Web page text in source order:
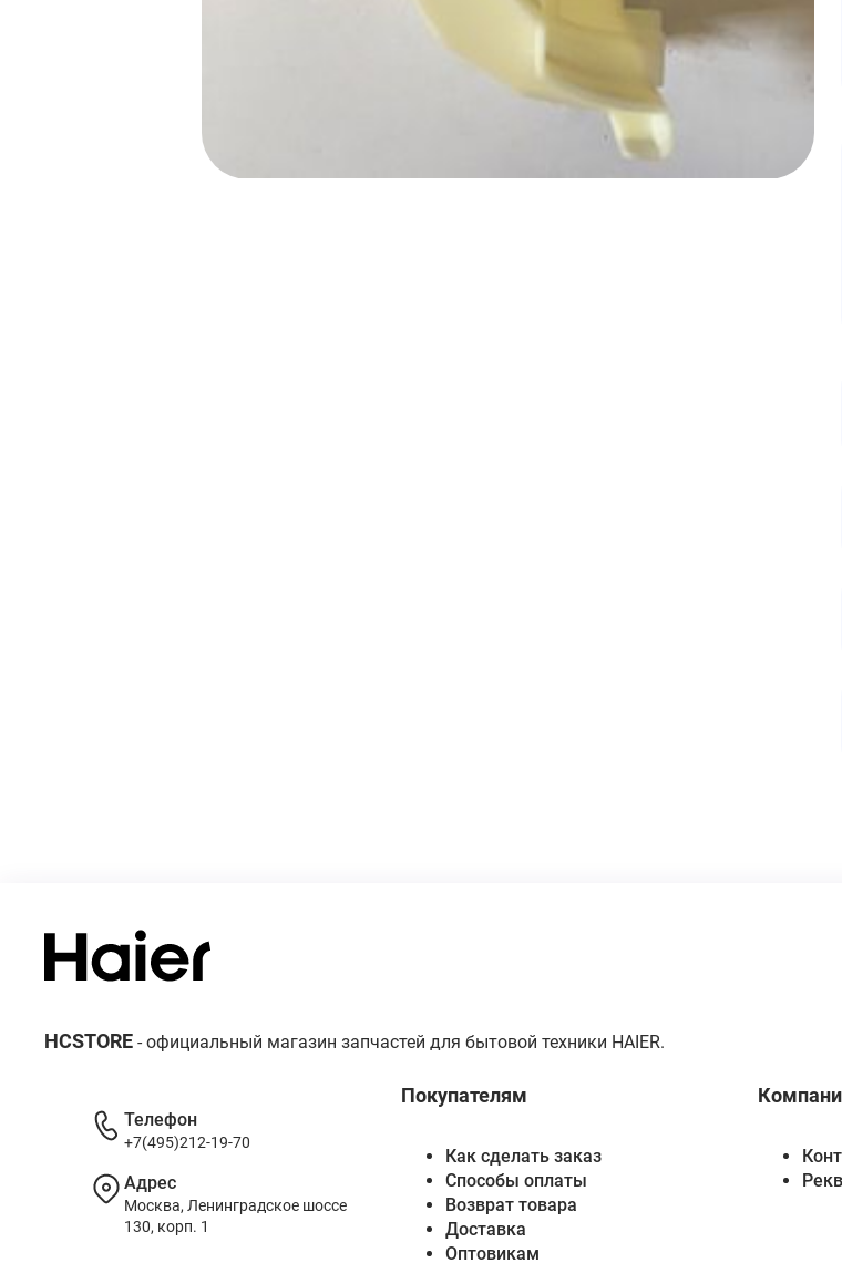
HCSTORE - официальный магазин запчастей для бытовой техники HAIER.
Покупателям
Как сделать заказ
Способы оплаты
Возврат товара
Доставка
Оптовикам
Телефон
+7(495)212-19-70
Адрес
Москва, Ленинградское шоссе
130, корп. 1